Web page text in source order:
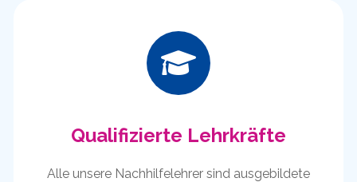
Qualifizierte Lehrkräfte
Alle unsere Nachhilfelehrer sind ausgebildete